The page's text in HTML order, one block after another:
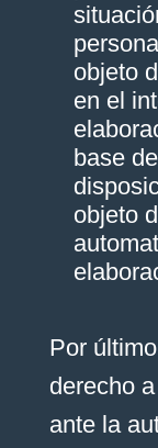
objeto
en el
base
objeto
Por
derecho
ante la